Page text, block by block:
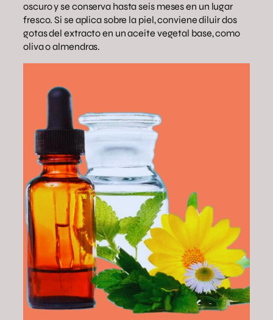
oscuro y se conserva hasta seis meses en un lugar
fresco. Si se aplica sobre la piel, conviene diluir dos
gotas del extracto en un aceite vegetal base, como
oliva o almendras.